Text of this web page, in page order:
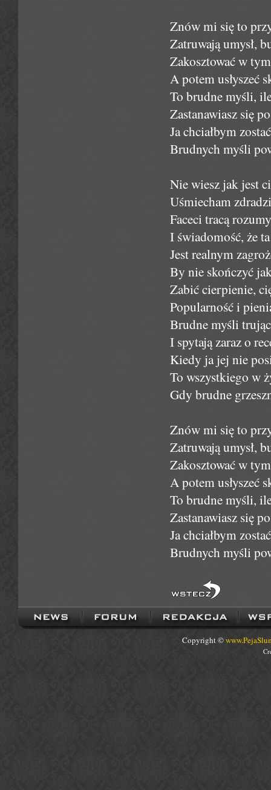
Znów mi się to
Zatruwają umysł,
Zakosztować w
A potem usłyszeć
To brudne myśli,
Zastanawiasz się
Ja chciałbym
Brudnych myśli
Nie wiesz jak jest
Uśmiecham
Faceci tracą
I świadomość, że
Jest realnym
By nie skończyć
Zabić cierpienie,
Popularność i
Brudne myśli
I spytają zaraz o
Kiedy ja jej nie
To wszystkiego w
Gdy brudne
Znów mi się to
Zatruwają umysł,
Zakosztować w
A potem usłyszeć
To brudne myśli,
Zastanawiasz się
Ja chciałbym
Brudnych myśli
Copyright ©